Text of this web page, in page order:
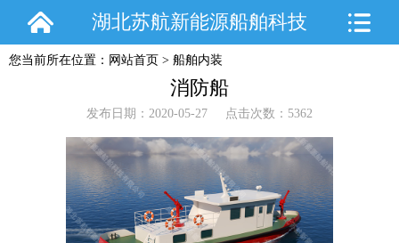
湖北苏航新能源船舶科技
有限公司
您当前所在位置： 网站首页 > 船舶内装
消防船
发布日期：2020-05-27 点击次数：5362